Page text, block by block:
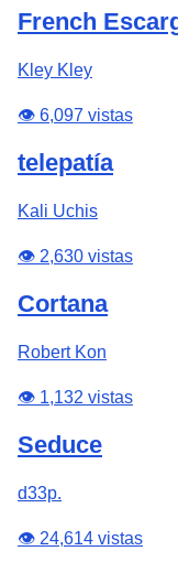
French
Kley Kley
👁️ 6,097 vistas
telepatía
Kali Uchis
👁️ 2,630 vistas
Cortana
Robert Kon
👁️ 1,132 vistas
Seduce
d33p.
👁️ 24,614 vistas